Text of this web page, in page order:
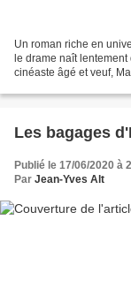
Un roman riche en
le drame naît
cinéaste âgé et veuf,
Les bagages
Publié le 17/06/2020 à
Par Jean-Yves Alt